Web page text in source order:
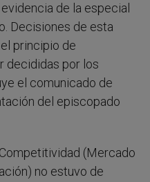
de la especial
Decisiones de esta
principio de
decididas por los
el comunicado de
del episcopado
(Mercado
no estuvo de